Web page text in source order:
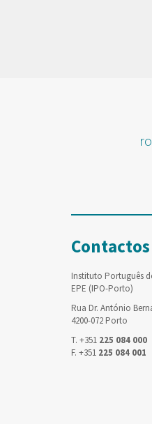
Contactos
Instituto Português
EPE (IPO-Porto)
Rua Dr. António
4200-072 Porto
T. +351 225 084 000
F. +351 225 084 001